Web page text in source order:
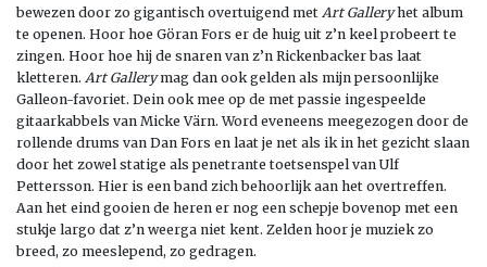
bewezen door zo gigantisch overtuigend met Art Galleryhet album
te openen. Hoor hoe Göran Fors er de huig uit z’n keel probeert te
zingen. Hoor hoe hij de snaren van z’n Rickenbacker bas laat
kletteren. Art Gallerymag dan ook gelden als mijn persoonlijke
Galleon-favoriet. Dein ook mee op de met passie ingespeelde
gitaarkabbels van Micke Värn. Word eveneens meegezogen door de
rollende drums van Dan Fors en laat je net als ik in het gezicht slaan
door het zowel statige als penetrante toetsenspel van Ulf
Pettersson. Hier is een band zich behoorlijk aan het overtreffen.
Aan het eind gooien de heren er nog een schepje bovenop met een
stukje largo dat z’n weerga niet kent. Zelden hoor je muziek zo
breed, zo meeslepend, zo gedragen.